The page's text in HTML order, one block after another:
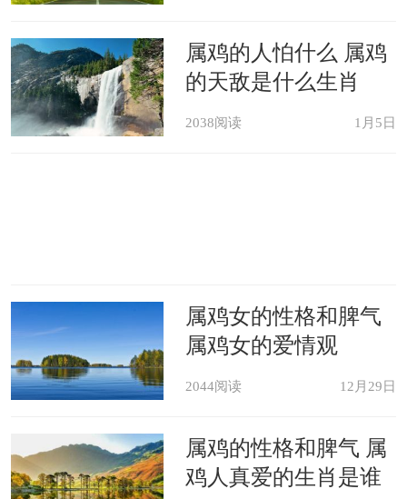
属鸡的人怕什么 属鸡
的天敌是什么生肖
2038阅读 1月5日
属鸡女的性格和脾气
属鸡女的爱情观
2044阅读 12月29日
属鸡的性格和脾气 属
鸡人真爱的生肖是谁